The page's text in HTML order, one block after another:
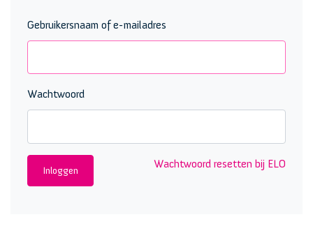
Gebruikersnaam of e-mailadres
Wachtwoord
Wachtwoord resetten bij ELO